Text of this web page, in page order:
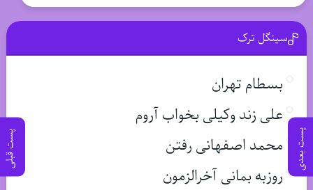
پست بعدی پست قبلی
سینگل ترک
بسطام تهران
علی زند وکیلی بخواب آروم
محمد اصفهانی رفتن
روزبه بمانی آخرالزمون